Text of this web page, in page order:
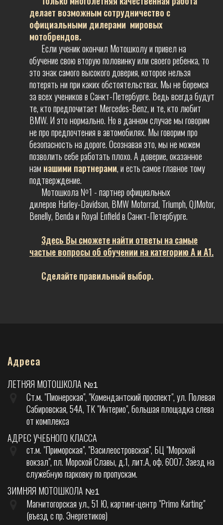
делает возможным сотрудничество с
официальными дилерами мировых
мотобрендов.
Если ученик окончил Мотошколу и привел на
обучение свою вторую половинку или своего ребенка, то
это знак самого высокого доверия, которое нельзя
потерять ни при каких обстоятельствах. Мы не боремся
за всех учеников в Санкт-Петербурге. Ведь всегда будут
те, кто предпочитает Mercedes-Benz, и те, кто любит
BMW. И это нормально. Но в данном случае мы говорим
не про предпочтения в автомобилях. Мы говорим про
безопасность на дороге. Осознавая это, мы не можем
позволить себе работать плохо. А доверие, оказанное
нам нашими партнерами, и есть самое главное тому
подтверждение.
Мотошкола №1 - партнер официальных
дилеров Harley-Davidson, BMW Motorrad, Triumph, QJMotor,
Benelly, Benda и Royal Enfield в Санкт-Петербурге.
Здесь Вы сможете найти ответы на самые
частые вопросы об обучении на категорию А и А1.
Сделайте правильный выбор.
Адреса
ЛЕТНЯЯ МОТОШКОЛА №1
Ст.м. "Пионерская", "Комендантский проспект", ул. Полевая
Сабировская, 54А, ТК "Интерио", большая площадка слева
от комплекса
АДРЕС УЧЕБНОГО КЛАССА
ст.м. "Приморская", "Василеостровская", БЦ "Морской
вокзал", пл. Морской Славы, д.1, лит.А, оф. 6007. Заезд на
служебную парковку по пропускам.
ЗИМНЯЯ МОТОШКОЛА №1
Магнитогорская ул., 51 Ю, картинг-центр "Primo Karting"
(въезд с пр. Энергетиков)